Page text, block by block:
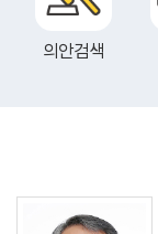
의안검색